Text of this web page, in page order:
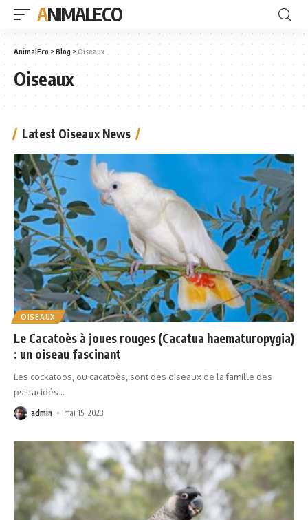
ANIMALECO
AnimalEco >Blog >Oiseaux
Oiseaux
Latest Oiseaux News
OISEAUX
Le Cacatoès à joues rouges (Cacatua haematuropygia)
: un oiseau fascinant
Les cockatoos, ou cacatoès, sont des oiseaux de la famille des
psittacidés…
admin mai 15, 2023